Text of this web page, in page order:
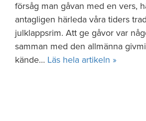
försåg man gåvan med en vers,
antagligen härleda våra tiders
julklappsrim. Att ge gåvor var
samman med den allmänna
kände… Läs hela artikeln »